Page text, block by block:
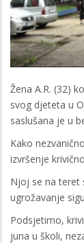
Žena A.R. (32)
svog djeteta u
saslušana je u
Kako
izvršenje
Njoj se na teret
ugrožavanje
Podsjetimo,
juna u školi,